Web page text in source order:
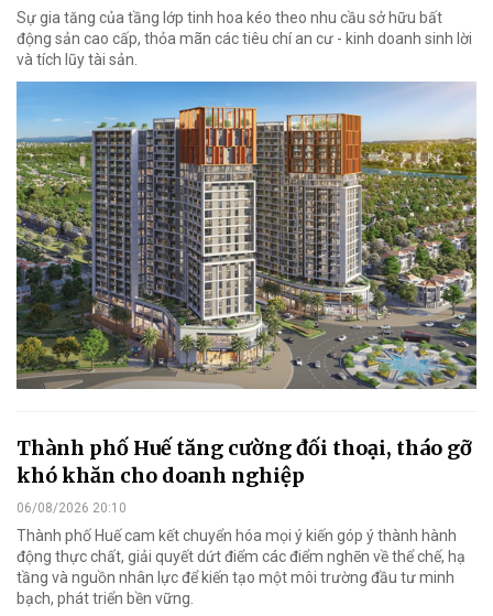
Sự gia tăng của tầng lớp tinh hoa kéo theo nhu cầu sở hữu bất
động sản cao cấp, thỏa mãn các tiêu chí an cư - kinh doanh sinh lời
và tích lũy tài sản.
Thành phố Huế tăng cường đối thoại, tháo gỡ
khó khăn cho doanh nghiệp
06/08/2026 20:10
Thành phố Huế cam kết chuyển hóa mọi ý kiến góp ý thành hành
động thực chất, giải quyết dứt điểm các điểm nghẽn về thể chế, hạ
tầng và nguồn nhân lực để kiến tạo một môi trường đầu tư minh
bạch, phát triển bền vững.